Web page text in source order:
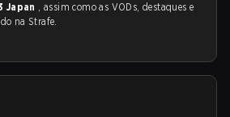
Japan , assim como as VODs, destaques e
na Strafe.